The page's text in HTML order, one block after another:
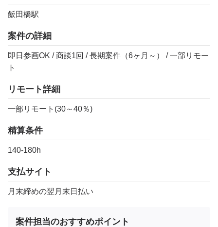
飯田橋駅
案件の詳細
即日参画OK / 商談1回 / 長期案件（6ヶ月～） / 一部リモー
ト
リモート詳細
一部リモート(30～40％)
精算条件
140-180h
支払サイト
月末締めの翌月末日払い
案件担当のおすすめポイント